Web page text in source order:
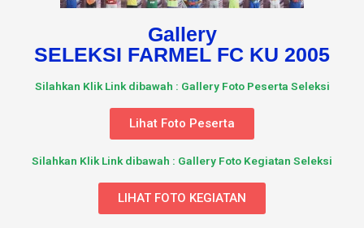
Gallery
SELEKSI FARMEL FC KU 2005
Silahkan Klik Link dibawah : Gallery Foto Peserta Seleksi
Lihat Foto Peserta
Silahkan Klik Link dibawah : Gallery Foto Kegiatan Seleksi
LIHAT FOTO KEGIATAN